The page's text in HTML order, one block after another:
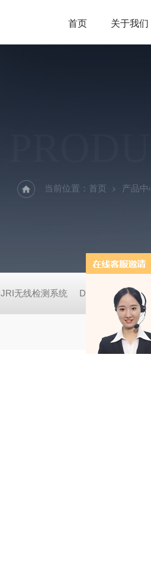
首页 关于我们
当前位置： 首页 产品中
无线检测系统 DH2500AB便携